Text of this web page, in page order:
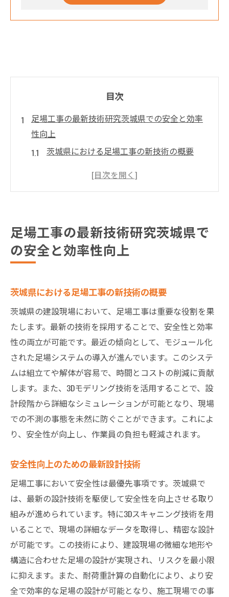
目次
足場工事の最新技術研究茨城県での安全と効率
性向上
茨城県における足場工事の新技術の概要
安全性向上のための最新設計技術
地域特性に応じた技術の適用事例
茨城県の建設現場における足場工事最新技術の
最新の足場工事用資材の特徴
茨城県特有の課題を解決する技術
安全性向上を目指した施工手法
効率化を図るためのプロジェクト管理
地元企業との協力による技術開発
施工後の評価とフィードバックの重要性
地域特性に応じた茨城県の足場工事最適化戦略
地形特性を活用した足場設置の工夫
季節変動に対応する施工計画
環境に優しい材料選定の基準
効率的な作業プロセスの設計
地域の特性を活かした技術導入事例
茨城県の足場工事で注目される安全対策と新技
術導入
最新の安全基準に基づく施工
防災対策を考慮した足場設計
安全性を高めるための技術革新
足場工事の最新技術研究茨城県で
の安全と効率性向上
茨城県における足場工事の新技術の概要
茨城県の建設現場において、足場工事は重要な役割を果
たします。最新の技術を採用することで、安全性と効率
性の両立が可能です。最近の傾向として、モジュール化
された足場システムの導入が進んでいます。このシステ
ムは組立てや解体が容易で、時間とコストの削減に貢献
します。また、3Dモデリング技術を活用することで、設
計段階から詳細なシミュレーションが可能となり、現場
での不測の事態を未然に防ぐことができます。これによ
り、安全性が向上し、作業員の負担も軽減されます。
安全性向上のための最新設計技術
足場工事において安全性は最優先事項です。茨城県で
は、最新の設計技術を駆使して安全性を向上させる取り
組みが進められています。特に3Dスキャニング技術を用
いることで、現場の詳細なデータを取得し、精密な設計
が可能です。この技術により、建設現場の微細な地形や
構造に合わせた足場の設計が実現され、リスクを最小限
に抑えます。また、耐荷重計算の自動化により、より安
全で効率的な足場の設計が可能となり、施工現場での事